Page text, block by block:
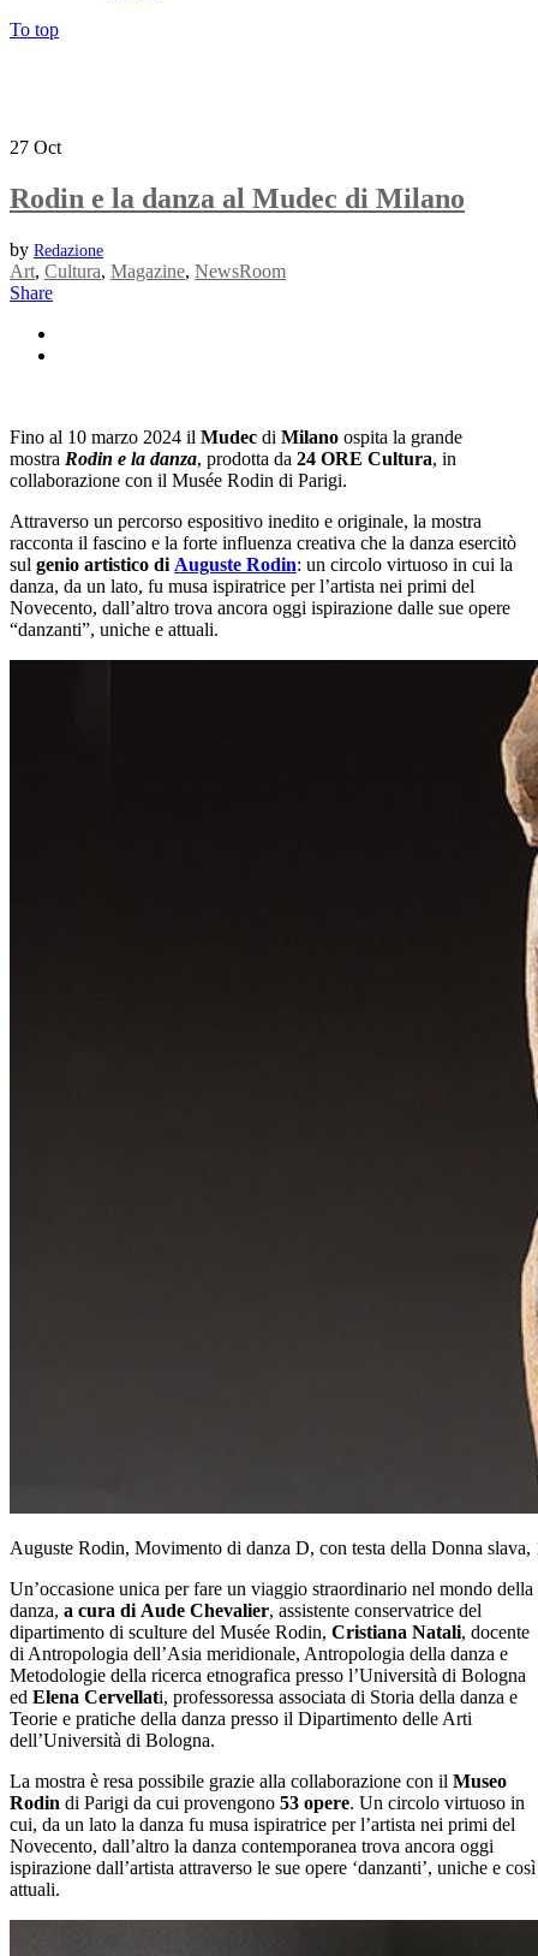
To top
27 Oct
Rodin e la danza al Mudec di Milano
by Redazione
Art, Cultura, Magazine, NewsRoom
Share
Fino al 10 marzo 2024 il Mudec di Milano ospita la grande
mostra Rodin e la danza, prodotta da 24 ORE Cultura, in
collaborazione con il Musée Rodin di Parigi.
Attraverso un percorso espositivo inedito e originale, la mostra
racconta il fascino e la forte influenza creativa che la danza esercitò
sul genio artistico di Auguste Rodin: un circolo virtuoso in cui la
danza, da un lato, fu musa ispiratrice per l’artista nei primi del
Novecento, dall’altro trova ancora oggi ispirazione dalle sue opere
“danzanti”, uniche e attuali.
Auguste Rodin, Movimento di danza D, con testa della Donna
Un’occasione unica per fare un viaggio straordinario nel mondo della
danza, a cura di Aude Chevalier, assistente conservatrice del
dipartimento di sculture del Musée Rodin, Cristiana Natali, docente
di Antropologia dell’Asia meridionale, Antropologia della danza e
Metodologie della ricerca etnografica presso l’Università di Bologna
ed Elena Cervellati, professoressa associata di Storia della danza e
Teorie e pratiche della danza presso il Dipartimento delle Arti
dell’Università di Bologna.
La mostra è resa possibile grazie alla collaborazione con il Museo
Rodin di Parigi da cui provengono 53 opere. Un circolo virtuoso in
cui, da un lato la danza fu musa ispiratrice per l’artista nei primi del
Novecento, dall’altro la danza contemporanea trova ancora oggi
ispirazione dall’artista attraverso le sue opere ‘danzanti’, uniche e così
attuali.